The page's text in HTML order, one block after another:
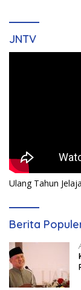
JNTV
Ulang Tahun
Berita